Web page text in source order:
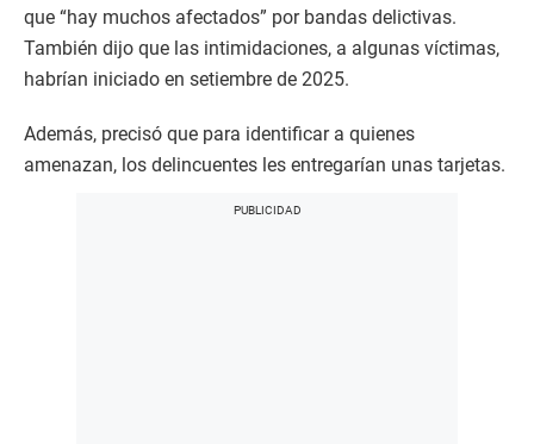
que “hay muchos afectados” por bandas delictivas.
También dijo que las intimidaciones, a algunas víctimas,
habrían iniciado en setiembre de 2025.
Además, precisó que para identificar a quienes
amenazan, los delincuentes les entregarían unas tarjetas.